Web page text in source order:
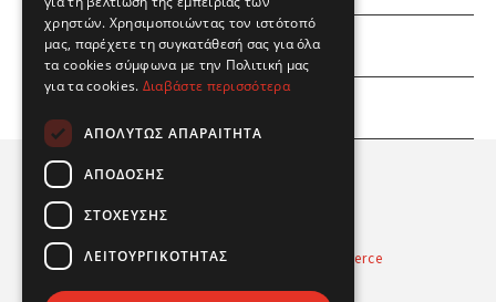
ΕΣΕΙΣ
Powered byRadicode
nopCommerce
χρηστών. Χρησιμοποιώντας τον ιστότοπό
μας, παρέχετε τη συγκατάθεσή σας για όλα
τα cookies σύμφωνα με την Πολιτική μας
για τα cookies. Διαβάστε περισσότερα
ΑΠΟΛΎΤΩΣ ΑΠΑΡΑΊΤΗΤΑ
ΑΠΌΔΟΣΗΣ
ΣΤΌΧΕΥΣΗΣ
ΛΕΙΤΟΥΡΓΙΚΌΤΗΤΑΣ